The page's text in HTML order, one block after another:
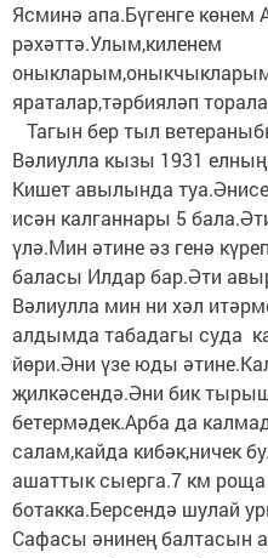
Ясминә апа.Бүгенге көнем
рәхәттә.Улым,киленем
яраталар,тәрбияләп
Тагын бер тыл
Вәлиулла кызы 1931
Кишет авылында
исән калганнары 5
үлә.Мин әтине әз генә
баласы Илдар бар.Әти
Вәлиулла мин ни хәл
алдымда табадагы суда
йөри.Әни үзе юды
җилкәсендә.Әни бик
бетермәдек.Арба да
салам,кайда кибәк,ничек
ашаттык сыерга.7 км
ботакка.Берсендә шулай
Сафасы әнинең балтасын